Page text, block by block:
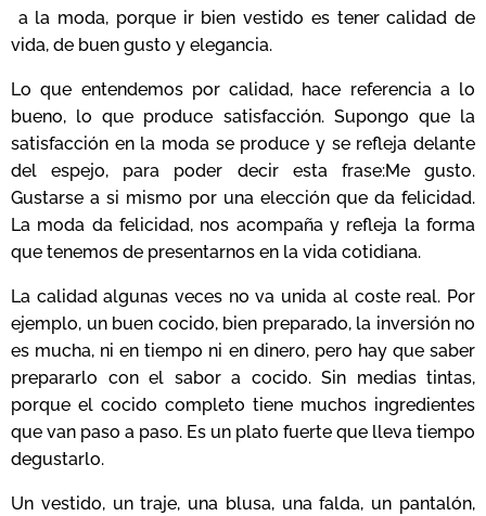
a la moda, porque ir bien vestido es tener calidad de
vida, de buen gusto y elegancia.
Lo que entendemos por calidad, hace referencia a lo
bueno, lo que produce satisfacción. Supongo que la
satisfacción en la moda se produce y se refleja delante
del espejo, para poder decir esta frase:Me gusto.
Gustarse a si mismo por una elección que da felicidad.
La moda da felicidad, nos acompaña y refleja la forma
que tenemos de presentarnos en la vida cotidiana.
La calidad algunas veces no va unida al coste real. Por
ejemplo, un buen cocido, bien preparado, la inversión no
es mucha, ni en tiempo ni en dinero, pero hay que saber
prepararlo con el sabor a cocido. Sin medias tintas,
porque el cocido completo tiene muchos ingredientes
que van paso a paso. Es un plato fuerte que lleva tiempo
degustarlo.
Un vestido, un traje, una blusa, una falda, un pantalón,